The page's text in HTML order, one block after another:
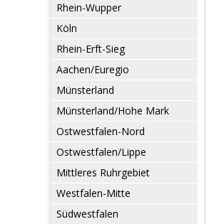
Rhein-Wupper
Köln
Rhein-Erft-Sieg
Aachen/Euregio
Münsterland
Münsterland/Hohe Mark
Ostwestfalen-Nord
Ostwestfalen/Lippe
Mittleres Ruhrgebiet
Westfalen-Mitte
Südwestfalen